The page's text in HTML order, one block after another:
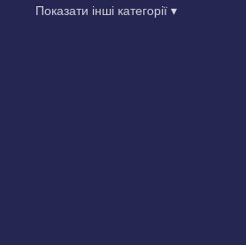
Показати інші категорії ▾